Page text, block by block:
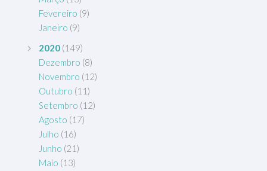
Fevereiro (9)
Janeiro (9)
2020 (149)
Dezembro (8)
Novembro (12)
Outubro (11)
Setembro (12)
Agosto (17)
Julho (16)
Junho (21)
Maio (13)